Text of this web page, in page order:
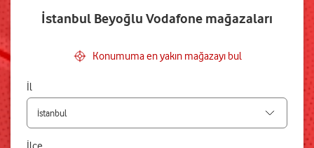
İstanbul Beyoğlu Vodafone mağazaları
Konumuma en yakın mağazayı bul
İl